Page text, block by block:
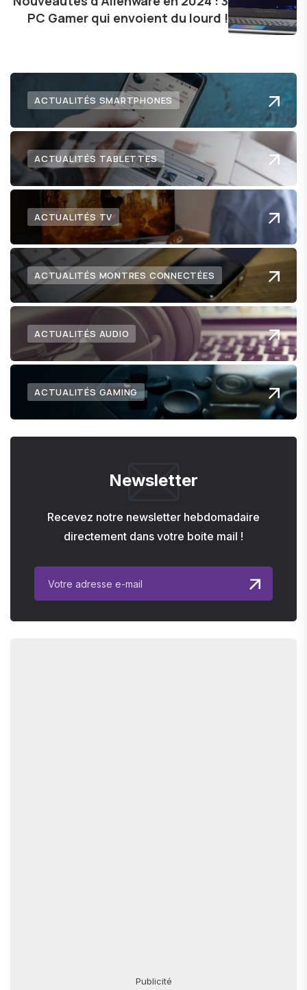
PC Gamer qui envoient du lourd !
ACTUALITÉS SMARTPHONES
ACTUALITÉS TABLETTES
ACTUALITÉS TV
ACTUALITÉS MONTRES CONNECTÉES
ACTUALITÉS AUDIO
ACTUALITÉS GAMING
Newsletter
Recevez notre newsletter hebdomadaire
directement dans votre boite mail !
Publicité